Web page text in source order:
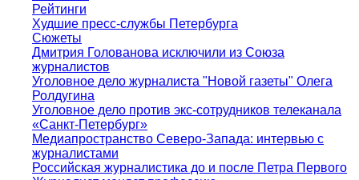
Рейтинги
Худшие пресс-службы Петербурга
Сюжеты
Дмитрия Голованова исключили из Союза
журналистов
Уголовное дело журналиста "Новой газеты" Олега
Ролдугина
Уголовное дело против экс-сотрудников телеканала
«Санкт-Петербург»
Медиапространство Северо-Запада: интервью с
журналистами
Российская журналистика до и после Петра Первого